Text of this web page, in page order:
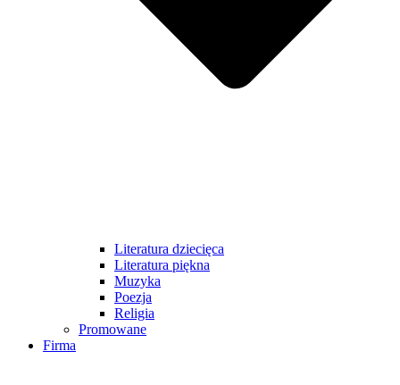
Literatura dziecięca
Literatura piękna
Muzyka
Poezja
Religia
Promowane
Firma